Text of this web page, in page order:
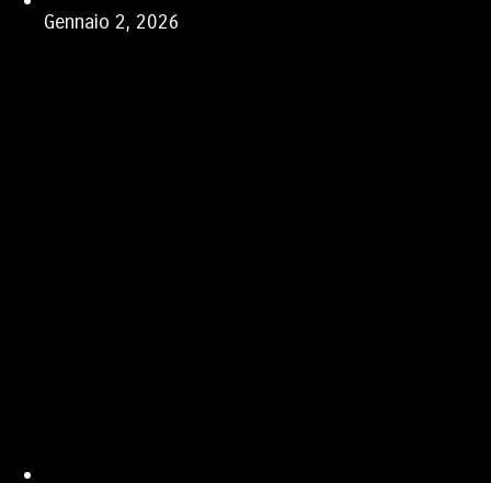
Gennaio 2, 2026